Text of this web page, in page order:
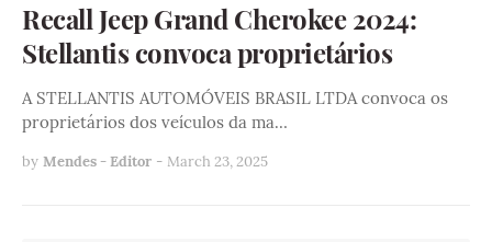
Recall Jeep Grand Cherokee 2024:
Stellantis convoca proprietários
A STELLANTIS AUTOMÓVEIS BRASIL LTDA convoca os
proprietários dos veículos da ma…
by Mendes - Editor - March 23, 2025